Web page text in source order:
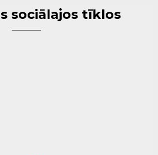
ar karstā ūdens boileriem un
konstrukcija
telpā
G (16 kW)
meklē
vismodernāko siltumsūkņu
sociālajos tīklos